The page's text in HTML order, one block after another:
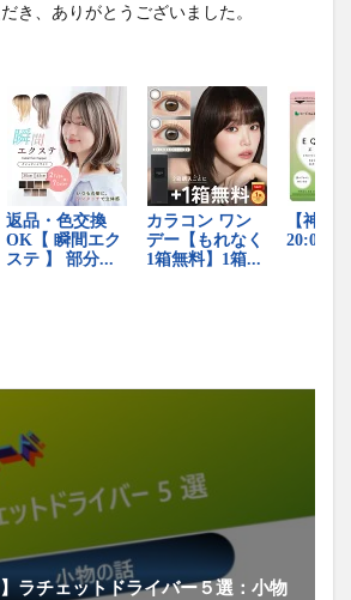
き、ありがとうございました。
】ラチェットドライバー５選：小物